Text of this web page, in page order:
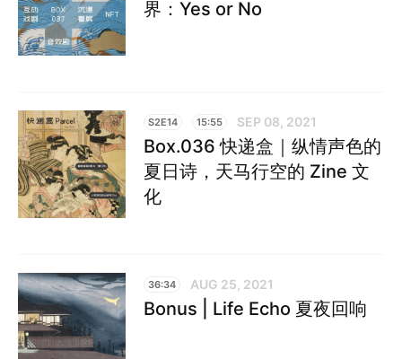
界：Yes or No
S2E14 15:55 SEP 08, 2021
Box.036 快递盒｜纵情声色的
夏日诗，天马行空的 Zine 文
化
36:34 AUG 25, 2021
Bonus | Life Echo 夏夜回响